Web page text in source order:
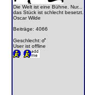
Die Welt ist eine Bühne. Nur...
das Stück ist schlecht besetzt.
Oscar Wilde
Beiträge: 4066
Geschlecht:
User ist offline